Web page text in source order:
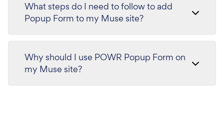
What steps do I need to follow to add
Popup Form to my Muse site?
Why should I use POWR Popup Form on
my Muse site?